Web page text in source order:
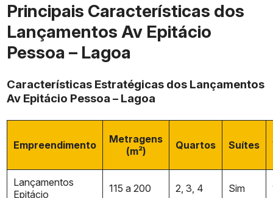
Principais Características dos
Lançamentos Av Epitácio
Pessoa – Lagoa
Características Estratégicas dos Lançamentos
Av Epitácio Pessoa – Lagoa
Empreendimento
Metragens
(m²)
Quartos Suítes
Lançamentos
Epitácio
115 a 200 2, 3, 4 Sim